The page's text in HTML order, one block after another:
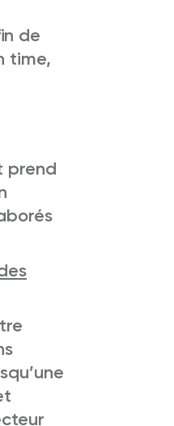
de
time,
prend